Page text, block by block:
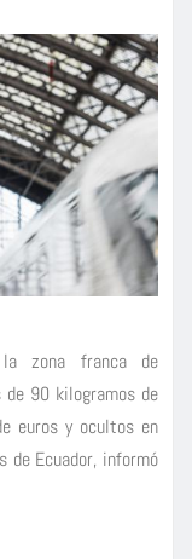
la zona franca de
de 90 kilogramos de
euros y ocultos en
de Ecuador, informó